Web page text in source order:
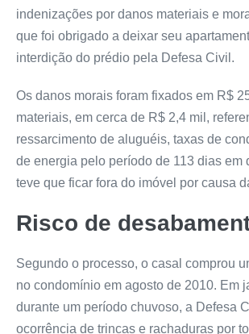
indenizações por danos materiais e
que foi obrigado a deixar seu
interdição do prédio pela Defesa Civil.
Os danos morais foram fixados em R$
materiais, em cerca de R$ 2,4 mil,
ressarcimento de aluguéis, taxas de
de energia pelo período de 113 dias em
teve que ficar fora do imóvel por causa
Risco de
Segundo o processo, o casal comprou
no condomínio em agosto de 2010. Em
durante um período chuvoso, a Defesa
ocorrência de trincas e rachaduras por